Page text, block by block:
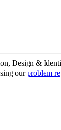
Design &
ourproblem